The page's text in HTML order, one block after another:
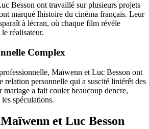
Besson ont travaillé sur plusieurs projets
marqué lhistoire du cinéma français. Leur
à lécran, où chaque film révèle
réalisateur.
Complex
Maïwenn et Luc Besson ont
relation personnelle qui a suscité lintérêt des
a fait couler beaucoup dencre,
spéculations.
et Luc Besson